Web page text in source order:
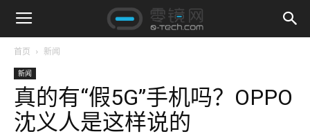
首页 新闻
新闻
真的有“假5G”手机吗？OPPO
沈义人是这样说的